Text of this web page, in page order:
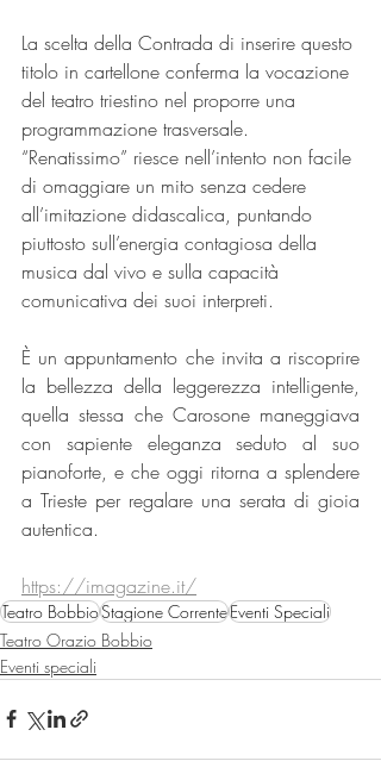
La scelta della Contrada di inserire questo
titolo in cartellone conferma la vocazione
del teatro triestino nel proporre una
programmazione trasversale.
“Renatissimo” riesce nell’intento non facile
di omaggiare un mito senza cedere
all’imitazione didascalica, puntando
piuttosto sull’energia contagiosa della
musica dal vivo e sulla capacità
comunicativa dei suoi interpreti.
È un appuntamento che invita a riscoprire
la bellezza della leggerezza intelligente,
quella stessa che Carosone maneggiava
con sapiente eleganza seduto al suo
pianoforte, e che oggi ritorna a splendere
a Trieste per regalare una serata di gioia
autentica.
https://imagazine.it/
Teatro BobbioStagione CorrenteEventi Speciali
Teatro Orazio Bobbio
Eventi speciali